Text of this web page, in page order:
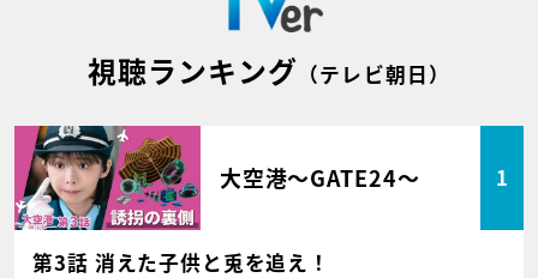
視聴ランキング （テレビ朝日）
大空港～GATE24～ 1
第3話 消えた子供と兎を追え！